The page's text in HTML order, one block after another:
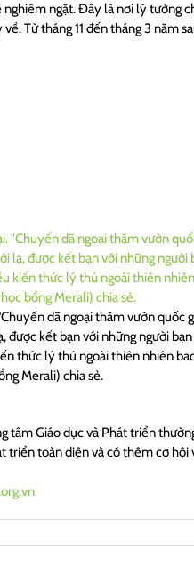
ngặt. Đây là nơi lý tưởng
Từ tháng 11 đến tháng 3 năm
dã ngoại thăm vườn
kết bạn với những người
thức lý thú ngoài thiên nhiên
Merali) chia sẻ.
tâm Giáo dục và Phát triển
triển toàn diện và có thêm cơ hội